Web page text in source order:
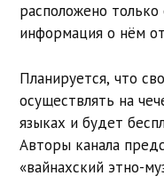
расположено
информация о нём
Планируется, что
осуществлять на
языках и будет
Авторы канала
«вайнахский этно-